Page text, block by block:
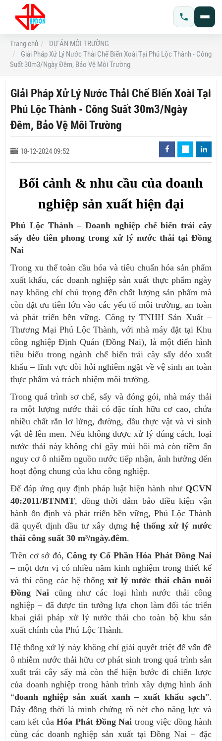
Trang chủ
DỰ ÁN MÔI TRƯỜNG
Giải Pháp Xử Lý Nước Thải Chế Biến Xoài Tại Phú Lộc Thành - Công
Suất 30m3/Ngày Đêm, Bảo Vệ Môi Trường
Giải Pháp Xử Lý Nước Thải Chế Biến Xoài Tại
Phú Lộc Thành - Công Suất 30m3/Ngày
Đêm, Bảo Vệ Môi Trường
18-12-2024 09:52
Bối cảnh & nhu cầu của doanh
nghiệp sản xuất hiện đại
Phú Lộc Thành – Doanh nghiệp chế biến trái cây
sấy dẻo tiên phong trong xử lý nước thải tại Đồng
Nai
Trong xu thế toàn cầu hóa và tiêu chuẩn hóa sản phẩm
xuất khẩu, các doanh nghiệp sản xuất thực phẩm ngày
nay không chỉ chú trọng đến chất lượng sản phẩm mà
còn đặt ưu tiên lớn vào các yếu tố môi trường, an toàn
và phát triển bền vững. Công ty TNHH Sản Xuất –
Thương Mại Phú Lộc Thành, với nhà máy đặt tại Khu
công nghiệp Định Quán (Đồng Nai), là một điển hình
tiêu biểu trong ngành chế biến trái cây sấy dẻo xuất
khẩu – lĩnh vực đòi hỏi nghiêm ngặt về vệ sinh an toàn
thực phẩm và trách nhiệm môi trường.
Trong quá trình sơ chế, sấy và đóng gói, nhà máy thải
ra một lượng nước thải có đặc tính hữu cơ cao, chứa
nhiều chất rắn lơ lửng, đường, dầu thực vật và vi sinh
vật dễ lên men. Nếu không được xử lý đúng cách, loại
nước thải này không chỉ gây mùi hôi mà còn tiềm ẩn
nguy cơ ô nhiễm nguồn nước tiếp nhận, ảnh hưởng đến
hoạt động chung của khu công nghiệp.
Để đáp ứng quy định pháp luật hiện hành như QCVN
40:2011/BTNMT, đồng thời đảm bảo điều kiện vận
hành ổn định và phát triển bền vững, Phú Lộc Thành
đã quyết định đầu tư xây dựng hệ thống xử lý nước
thải công suất 30 m³/ngày.đêm.
Trên cơ sở đó, Công ty Cổ Phần Hóa Phát Đồng Nai
– một đơn vị có nhiều năm kinh nghiệm trong thiết kế
và thi công các hệ thốngxử lý nước thải chăn nuôi
Đồng Nai cũng như các loại hình nước thải công
nghiệp – đã được tin tưởng lựa chọn làm đối tác triển
khai giải pháp xử lý nước thải cho toàn bộ khu sản
xuất chính của Phú Lộc Thành.
Hệ thống xử lý này không chỉ giải quyết triệt để vấn đề
ô nhiễm nước thải hữu cơ phát sinh trong quá trình sản
xuất trái cây sấy mà còn thể hiện bước đi chiến lược
của doanh nghiệp trong hành trình xây dựng hình ảnh
“doanh nghiệp sản xuất xanh – xuất khẩu sạch”.
Đây đồng thời là minh chứng rõ nét cho năng lực và
cam kết củaHóa Phát Đồng Nai trong việc đồng hành
cùng các doanh nghiệp sản xuất tại Đồng Nai – đặc